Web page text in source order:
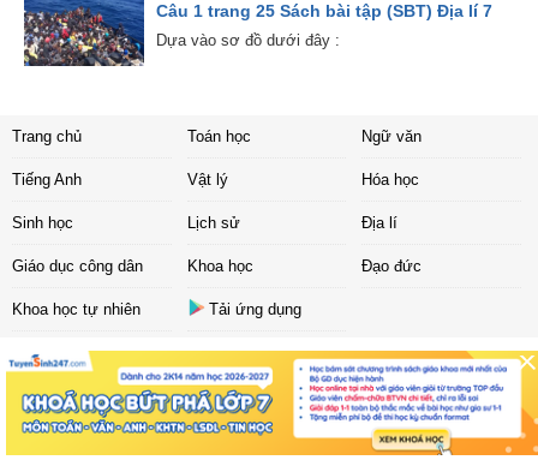
Câu 1 trang 25 Sách bài tập (SBT) Địa lí 7
Dựa vào sơ đồ dưới đây :
Trang chủ Toán học Ngữ văn
Tiếng Anh Vật lý Hóa học
Sinh học Lịch sử Địa lí
Giáo dục công dân Khoa học Đạo đức
Khoa học tự nhiên Tải ứng dụng
Chính sách
Copyright ©2017 Sachbaitap.com